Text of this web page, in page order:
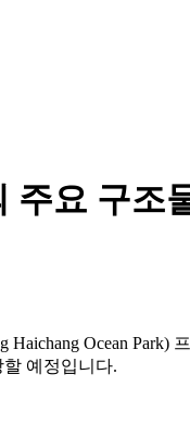
요 구조
Ocean
할 예정입니다.